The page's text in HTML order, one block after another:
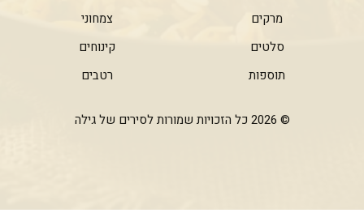
מרקים
סלטים
תוספות
צמחוני
קינוחים
רטבים
© 2026 כל הזכויות שמורות לסירים של גילה